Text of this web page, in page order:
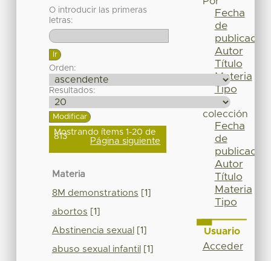
O introducir las primeras
letras:
Orden:
Resultados:
Mostrando ítems 1-20 de
813 Página siguiente
Materia
8M demonstrations [1]
abortos [1]
Abstinencia sexual [1]
abuso sexual infantil [1]
Fecha
de
publicación
Autor
Título
Materia
Tipo
colección
Fecha
de
publicación
Autor
Título
Materia
Tipo
Usuario
Acceder